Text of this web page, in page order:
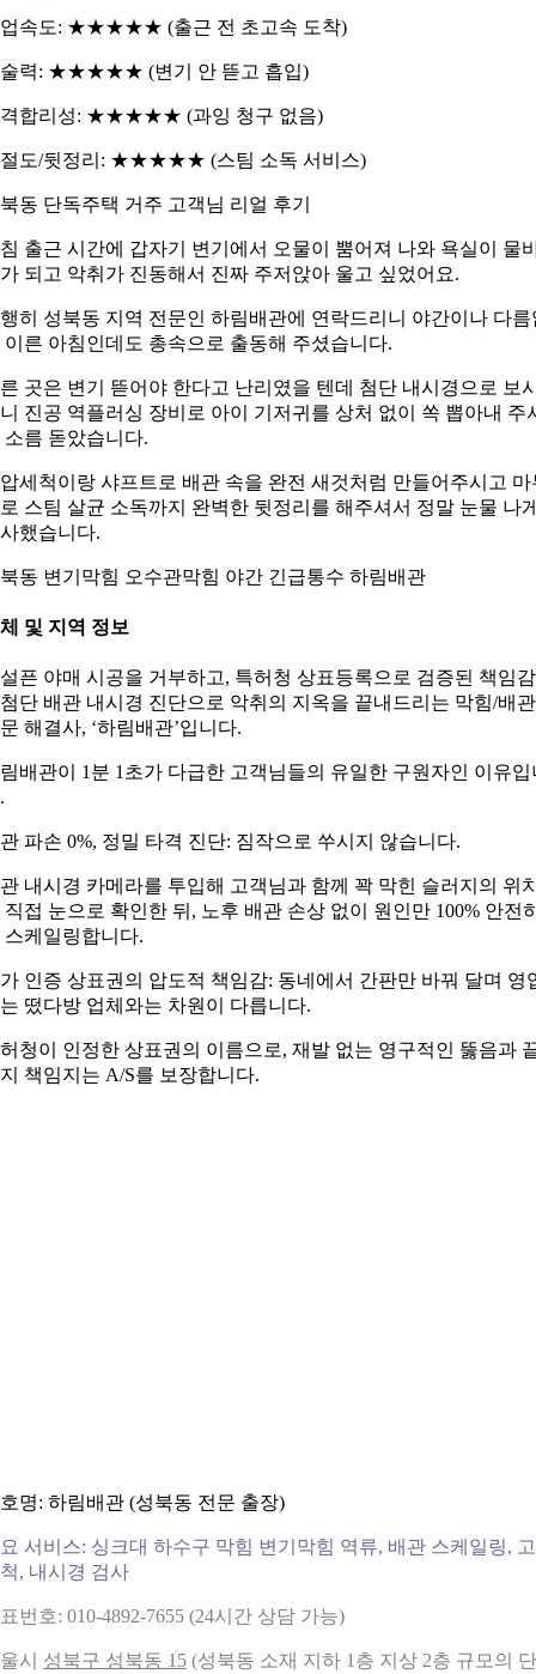
속도: ★★★★★ (출근 전 초고속 도착)
력: ★★★★★ (변기 안 뜯고 흡입)
합리성: ★★★★★ (과잉 청구 없음)
도/뒷정리: ★★★★★ (스팀 소독 서비스)
동 단독주택 거주 고객님 리얼 후기
출근 시간에 갑자기 변기에서 오물이 뿜어져 나와 욕실이 물
되고 악취가 진동해서 진짜 주저앉아 울고 싶었어요.
히 성북동 지역 전문인 하림배관에 연락드리니 야간이나 다름
이른 아침인데도 총속으로 출동해 주셨습니다.
곳은 변기 뜯어야 한다고 난리였을 텐데 첨단 내시경으로 보
진공 역플러싱 장비로 아이 기저귀를 상처 없이 쏙 뽑아내 주
소름 돋았습니다.
세척이랑 샤프트로 배관 속을 완전 새것처럼 만들어주시고 마
스팀 살균 소독까지 완벽한 뒷정리를 해주셔서 정말 눈물 나
했습니다.
동 변기막힘 오수관막힘 야간 긴급통수 하림배관
및 지역 정보
픈 야매 시공을 거부하고, 특허청 상표등록으로 검증된 책임
단 배관 내시경 진단으로 악취의 지옥을 끝내드리는 막힘/배관
해결사, ‘하림배관’입니다.
배관이 1분 1초가 다급한 고객님들의 유일한 구원자인 이유입
파손 0%, 정밀 타격 진단: 짐작으로 쑤시지 않습니다.
내시경 카메라를 투입해 고객님과 함께 꽉 막힌 슬러지의 위
직접 눈으로 확인한 뒤, 노후 배관 손상 없이 원인만 100% 안전
스케일링합니다.
인증 상표권의 압도적 책임감: 동네에서 간판만 바꿔 달며 영
떴다방 업체와는 차원이 다릅니다.
청이 인정한 상표권의 이름으로, 재발 없는 영구적인 뚫음과
책임지는 A/S를 보장합니다.
명: 하림배관 (성북동 전문 출장)
서비스: 싱크대 하수구 막힘 변기막힘 역류, 배관 스케일링,
, 내시경 검사
번호: 010-4892-7655 (24시간 상담 가능)
시 성북구 성북동 15(성북동 소재 지하 1층 지상 2층 규모의 단